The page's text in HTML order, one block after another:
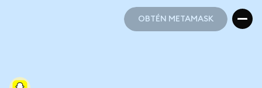
OBTÉN METAMASK